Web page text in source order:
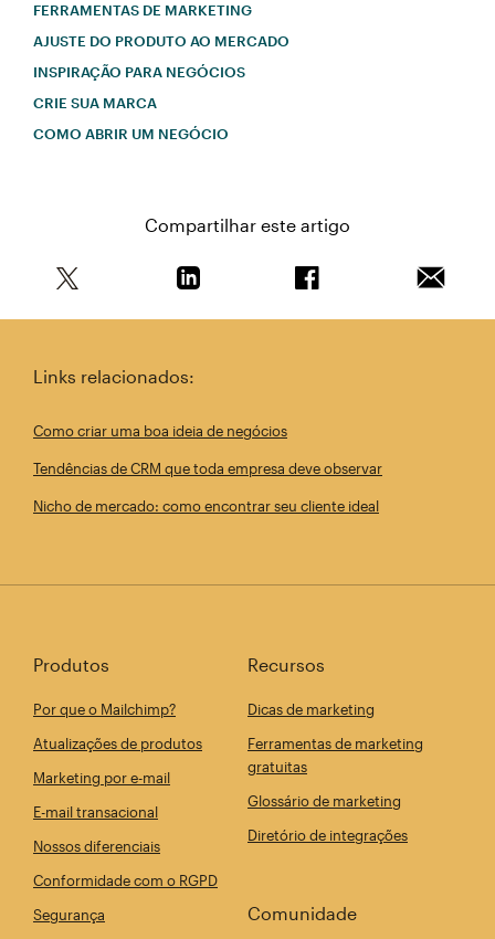
FERRAMENTAS DE MARKETING
AJUSTE DO PRODUTO AO MERCADO
INSPIRAÇÃO PARA NEGÓCIOS
CRIE SUA MARCA
COMO ABRIR UM NEGÓCIO
Compartilhar este artigo
Links relacionados:
Como criar uma boa ideia de negócios
Tendências de CRM que toda empresa deve observar
Nicho de mercado: como encontrar seu cliente ideal
Produtos
Por que o Mailchimp?
Atualizações de produtos
Marketing por e-mail
E-mail transacional
Nossos diferenciais
Conformidade com o RGPD
Segurança
Recursos
Dicas de marketing
Ferramentas de marketing
gratuitas
Glossário de marketing
Diretório de integrações
Comunidade